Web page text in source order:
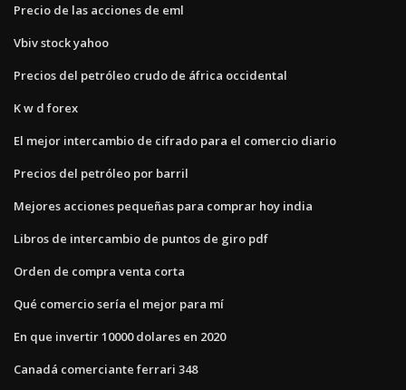
Precio de las acciones de eml
Vbiv stock yahoo
Precios del petróleo crudo de áfrica occidental
K w d forex
El mejor intercambio de cifrado para el comercio diario
Precios del petróleo por barril
Mejores acciones pequeñas para comprar hoy india
Libros de intercambio de puntos de giro pdf
Orden de compra venta corta
Qué comercio sería el mejor para mí
En que invertir 10000 dolares en 2020
Canadá comerciante ferrari 348